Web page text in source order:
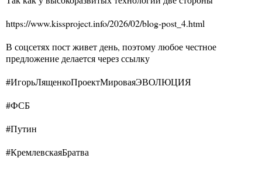
https://www.kissproject.info/2026/02/blog-post_4.html
В соцсетях пост живет день, поэтому любое честное
предложение делается через ссылку
#ИгорьЛященкоПроектМироваяЭВОЛЮЦИЯ
#ФСБ
#Путин
#КремлевскаяБратва